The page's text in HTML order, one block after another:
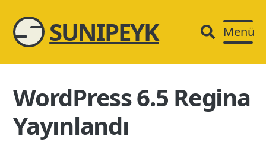
SUNIPEYK Menü
WordPress 6.5 Regina
Yayınlandı